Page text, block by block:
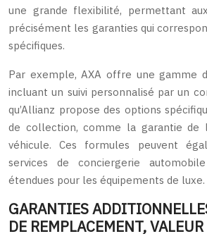
une grande flexibilité, permettant
précisément les garanties qui
spécifiques.
Par exemple, AXA offre une gamme
incluant un suivi personnalisé par un
qu’Allianz propose des options
de collection, comme la garantie de
véhicule. Ces formules peuvent
services de conciergerie
étendues pour les équipements de luxe.
GARANTIES
DE REMPLACEMENT,